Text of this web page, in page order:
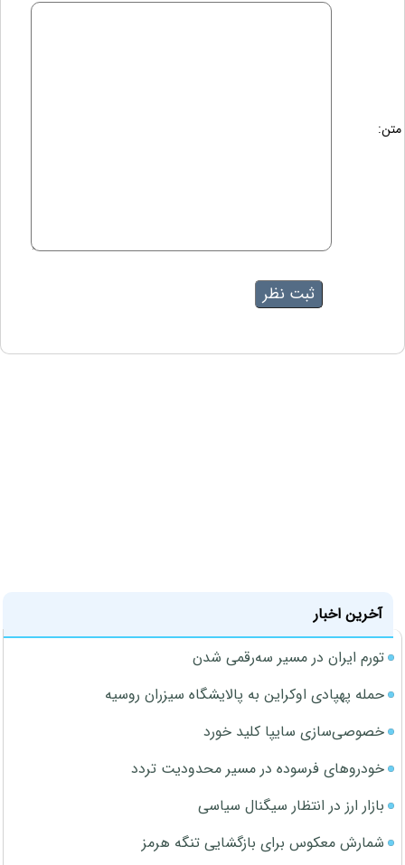
متن:
آخرین اخبار
تورم ایران در مسیر سه‌رقمی شدن
حمله پهپادی اوکراین به پالایشگاه سیزران روسیه
خصوصی‌سازی سایپا کلید خورد
خودروهای فرسوده در مسیر محدودیت تردد
بازار ارز در انتظار سیگنال سیاسی
شمارش معکوس برای بازگشایی تنگه هرمز